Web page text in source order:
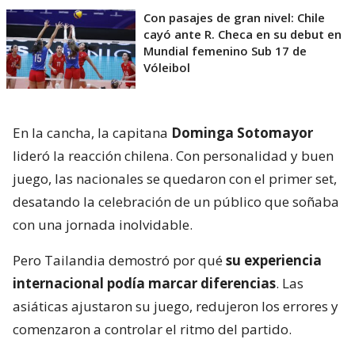
Con pasajes de gran nivel: Chile
cayó ante R. Checa en su debut en
Mundial femenino Sub 17 de
Vóleibol
En la cancha, la capitana Dominga Sotomayor
lideró la reacción chilena. Con personalidad y buen
juego, las nacionales se quedaron con el primer set,
desatando la celebración de un público que soñaba
con una jornada inolvidable.
Pero Tailandia demostró por quésu experiencia
internacional podía marcar diferencias. Las
asiáticas ajustaron su juego, redujeron los errores y
comenzaron a controlar el ritmo del partido.